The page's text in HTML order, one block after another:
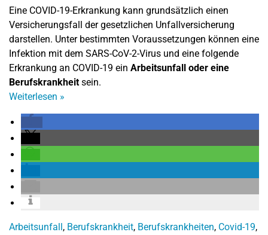
Eine COVID-19-Erkrankung kann grundsätzlich einen
Versicherungsfall der gesetzlichen Unfallversicherung
darstellen. Unter bestimmten Voraussetzungen können eine
Infektion mit dem SARS-CoV-2-Virus und eine folgende
Erkrankung an COVID-19 ein Arbeitsunfall oder eine
Berufskrankheitsein.
Weiterlesen »
Arbeitsunfall, Berufskrankheit, Berufskrankheiten, Covid-19,